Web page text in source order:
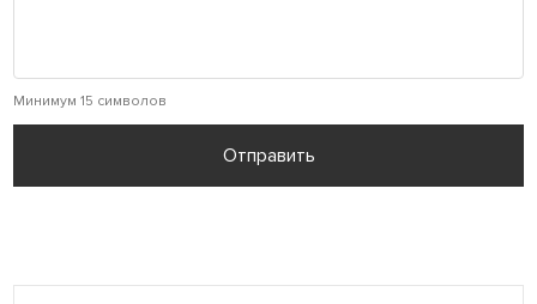
Минимум 15 символов
Отправить